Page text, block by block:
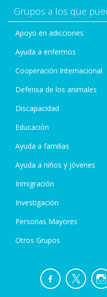
Grupos a los que
Apoyo en adicciones
Ayuda a enfermos
Cooperación Internacional
Defensa de los animales
Discapacidad
Educación
Ayuda a familias
Ayuda a niños y jóvenes
Inmigración
Investigación
Personas Mayores
Otros Grupos